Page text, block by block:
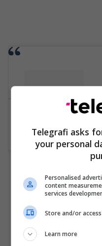
See on Instagram
Telegrafi asks
your personal
Personalised
content
services
Store and/or
Learn more